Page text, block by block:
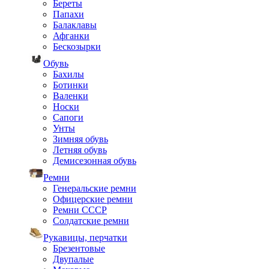
Береты
Папахи
Балаклавы
Афганки
Бескозырки
Обувь
Бахилы
Ботинки
Валенки
Носки
Сапоги
Унты
Зимняя обувь
Летняя обувь
Демисезонная обувь
Ремни
Генеральские ремни
Офицерские ремни
Ремни СССР
Солдатские ремни
Рукавицы, перчатки
Брезентовые
Двупалые